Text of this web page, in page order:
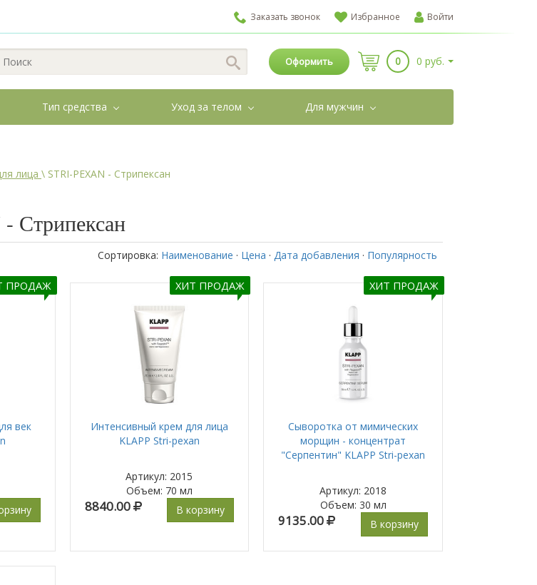
Заказать звонок Избранное Войти
Оформить 0 0 руб.
Тип средства Уход за телом Для мужчин
лица \ STRI-PEXAN - Стрипексан
Стрипексан
Сортировка: Наименование · Цена · Дата добавления · Популярность
ПРОДАЖ
век
ХИТ ПРОДАЖ
Интенсивный крем для лица
KLAPP Stri-pexan
Артикул: 2015
Объем: 70 мл
8840.00 В корзину
ХИТ ПРОДАЖ
Сыворотка от мимических
морщин - концентрат
"Серпентин" KLAPP Stri-pexan
Артикул: 2018
Объем: 30 мл
9135.00 В корзину